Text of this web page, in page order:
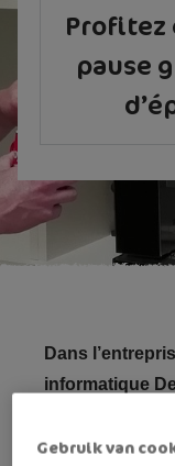
Profitez
pause
Dans
informatique
pauses.
Gebruik van